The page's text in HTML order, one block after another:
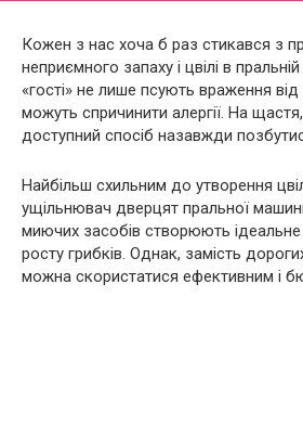
Кожен з нас хоча б раз стикався з
неприємного запаху і цвілі в
«гості» не лише псують враження
можуть спричинити алергії. На
доступний спосіб назавжди
Найбільш схильним до утворення
ущільнювач дверцят пральної
миючих засобів створюють
росту грибків. Однак, замість
можна скористатися ефективним і